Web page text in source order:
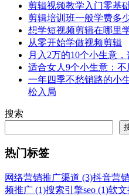
剪辑视频教学入门零基
剪辑培训班一般学费多
想学短视频剪辑在哪里
从零开始学做视频剪辑
月入2万的10个小生意
适合女人9个小生意：
一年四季不愁销路的小
松入局
搜索
热门标签
网络营销推广渠道 (3)抖音营
频推广 (1)搜索引擎seo (1)软文